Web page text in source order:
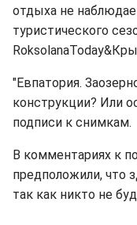
отдыха не
туристического
"Евпатория.
конструкции? Или
подписи к снимкам.
В комментариях к
предположили, что
так как никто не